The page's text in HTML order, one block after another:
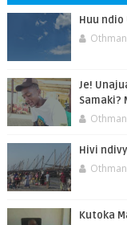
Huu
Je!
Samaki?
Hivi
Kutoka